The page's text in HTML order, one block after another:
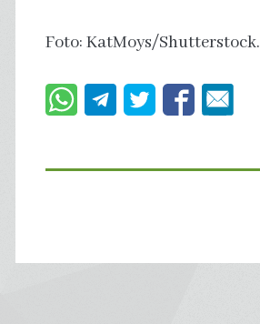
Foto: KatMoys/Shutterstock.